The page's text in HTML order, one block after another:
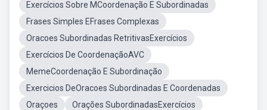
Exercícios Sobre MCoordenação E Subordinadas
Frases Simples EFrases Complexas
Oracoes Subordinadas RetritivasExercícios
Exercícios De CoordenaçãoAVC
MemeCoordenação E Subordinação
Exercicios DeOracoes Subordinadas E Coordenadas
Oraçoes
Orações SubordinadasExercícios